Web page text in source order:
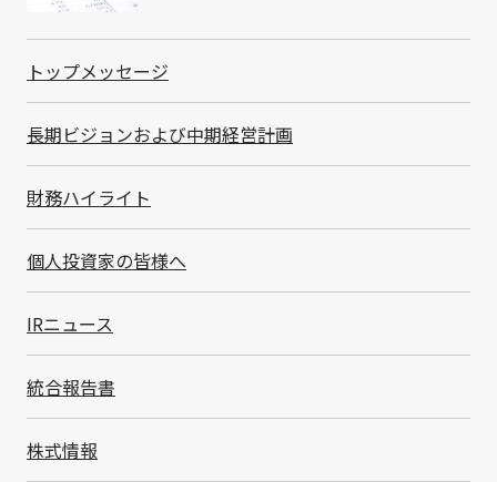
トップメッセージ
長期ビジョンおよび中期経営計画
財務ハイライト
個人投資家の皆様へ
IRニュース
統合報告書
株式情報
TCFDへの対応
グリーン調達ガイドライン
社会
Social
人的資本
労働安全衛生